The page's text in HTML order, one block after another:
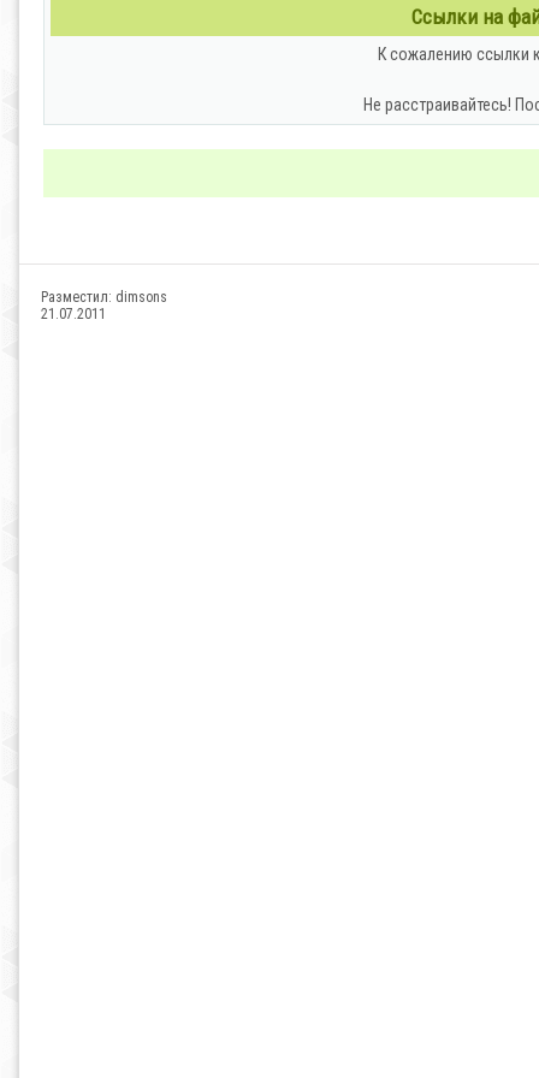
Ссылки на
К сожалению ссылки
Не расстраивайтесь!
Разместил: dimsons
21.07.2011